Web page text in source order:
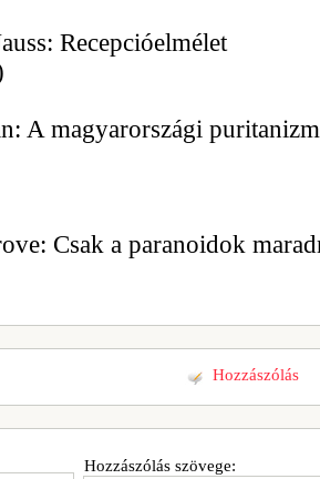
Recepcióelmélet
A magyarországi
Csak a paranoidok
Hozzászólás
Hozzászólás szövege: